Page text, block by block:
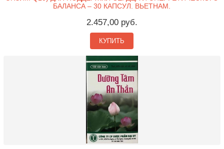
БАЛАНСА – 30 КАПСУЛ. ВЬЕТНАМ.
2.457,00 руб.
КУПИТЬ